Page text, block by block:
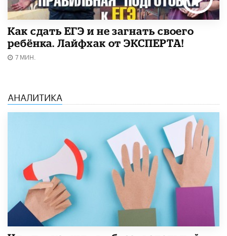
​Как сдать ЕГЭ и не загнать своего
ребёнка. Лайфхак от ЭКСПЕРТА!
7 МИН.
АНАЛИТИКА